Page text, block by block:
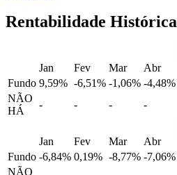
Rentabilidade Histórica
Jan
Fev Mar Abr
Fundo 9,59% -6,51% -1,06% -4,48%
NÃO
HÁ
- - - -
Jan
Fev Mar Abr
Fundo -6,84% 0,19% -8,77% -7,06%
NÃO